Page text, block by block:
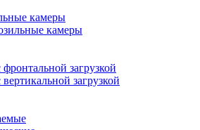
камеры
камеры
загрузкой
загрузкой